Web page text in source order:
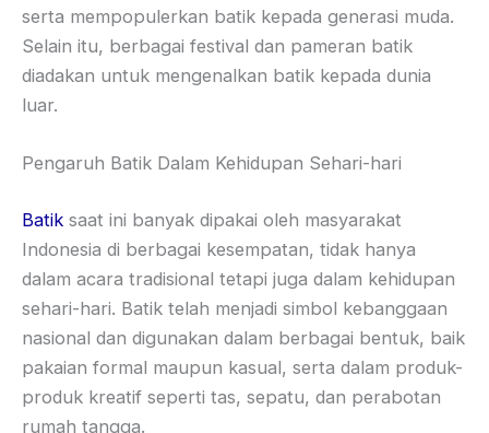
serta mempopulerkan batik kepada generasi muda.
Selain itu, berbagai festival dan pameran batik
diadakan untuk mengenalkan batik kepada dunia
luar.
Pengaruh Batik Dalam Kehidupan Sehari-hari
Batik saat ini banyak dipakai oleh masyarakat
Indonesia di berbagai kesempatan, tidak hanya
dalam acara tradisional tetapi juga dalam kehidupan
sehari-hari. Batik telah menjadi simbol kebanggaan
nasional dan digunakan dalam berbagai bentuk, baik
pakaian formal maupun kasual, serta dalam produk-
produk kreatif seperti tas, sepatu, dan perabotan
rumah tangga.